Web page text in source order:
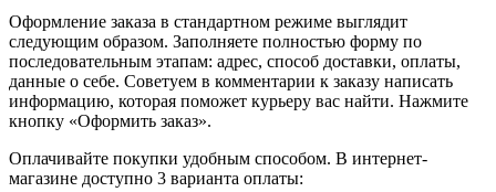
Оформление заказа в стандартном режиме выглядит
следующим образом. Заполняете полностью форму по
последовательным этапам: адрес, способ доставки, оплаты,
данные о себе. Советуем в комментарии к заказу написать
информацию, которая поможет курьеру вас найти. Нажмите
кнопку «Оформить заказ».
Оплачивайте покупки удобным способом. В интернет-
магазине доступно 3 варианта оплаты: